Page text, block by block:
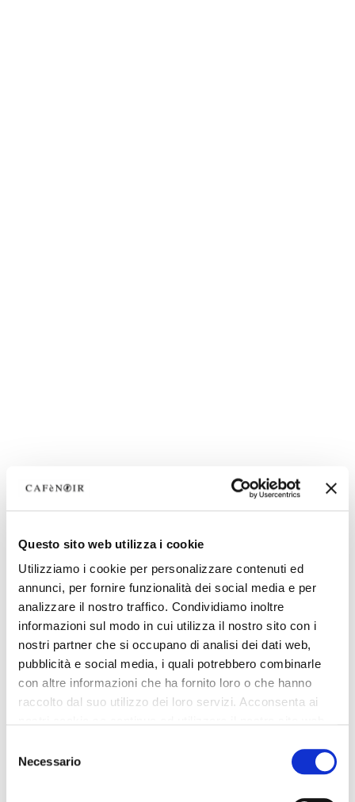
Questo sito web utilizza i cookie
Utilizziamo i cookie per personalizzare contenuti ed
annunci, per fornire funzionalità dei social media e per
analizzare il nostro traffico. Condividiamo inoltre
informazioni sul modo in cui utilizza il nostro sito con i
nostri partner che si occupano di analisi dei dati web,
pubblicità e social media, i quali potrebbero combinarle
con altre informazioni che ha fornito loro o che hanno
raccolto dal suo utilizzo dei loro servizi. Acconsenta ai
delNecessario